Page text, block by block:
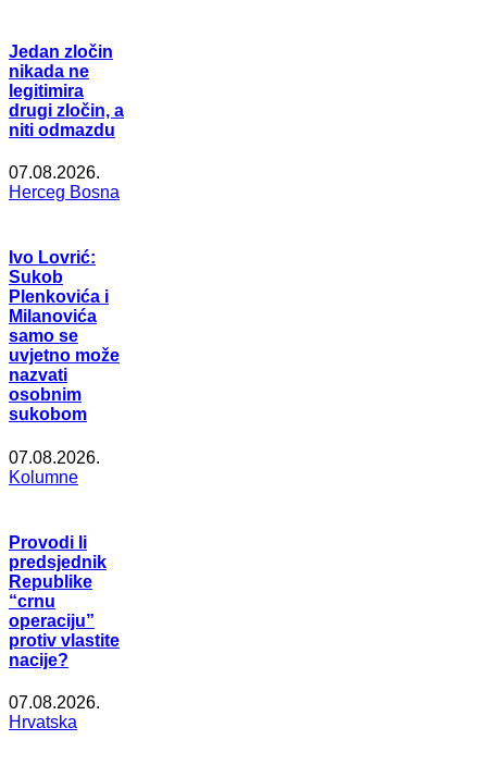
Jedan zločin
nikada ne
legitimira
drugi zločin, a
niti odmazdu
07.08.2026.
Herceg Bosna
Ivo Lovrić:
Sukob
Plenkovića i
Milanovića
samo se
uvjetno može
nazvati
osobnim
sukobom
07.08.2026.
Kolumne
Provodi li
predsjednik
Republike
“crnu
operaciju”
protiv vlastite
nacije?
07.08.2026.
Hrvatska